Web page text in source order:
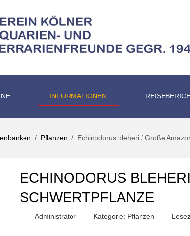
INFORMATIONEN
Pflanzen Echinodorus bleheri / Große
ECHINODORUS
CHWERTPFLANZE
Administrator Kategorie: Pflanzen